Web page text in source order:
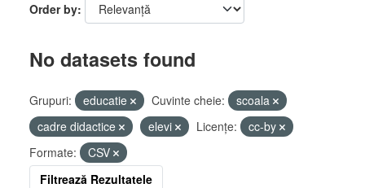
Order by
No datasets found
Grupuri: educatie Cuvinte cheie:
scoala
cadre didactice
elevi Licenţe:
cc-by
Formate:
CSV
Filtrează Rezultatele